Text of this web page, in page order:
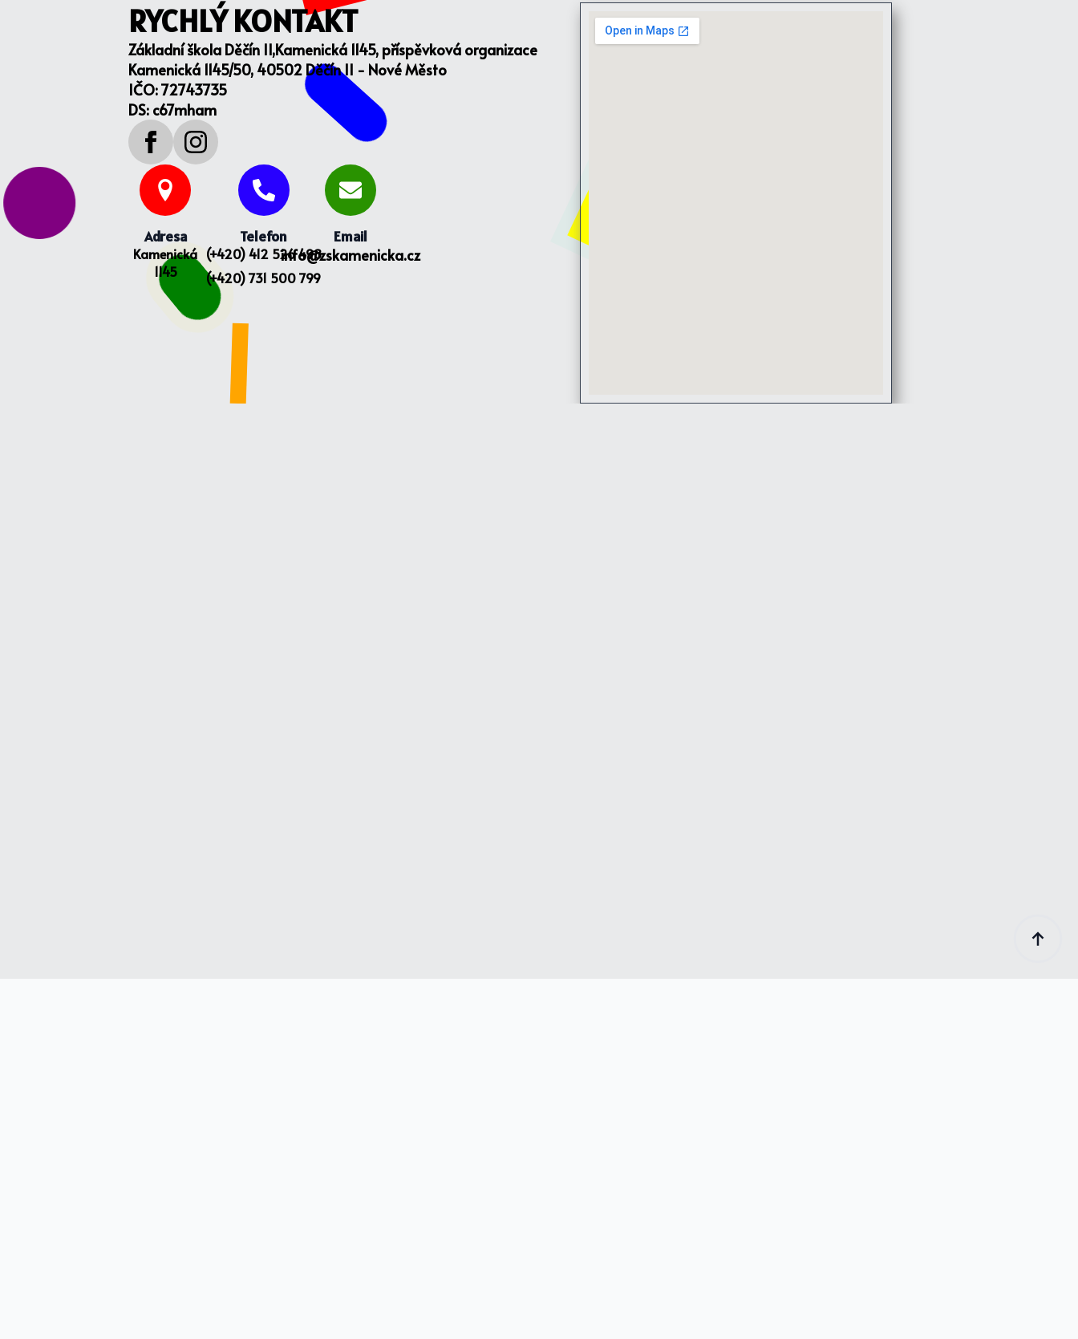
RYCHLÝ KONTAKT
Základní škola Děčín II,Kamenická 1145, příspěvková organizace
Kamenická 1145/50, 40502 Děčín II - Nové Město
IČO: 72743735
DS: c67mham
Adresa
Kamenická
1145
Telefon
(+420) 412 526 498
(+420) 731 500 799
Email
info@zskamenicka.cz